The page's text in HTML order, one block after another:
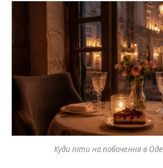
Куди піти на побачення в